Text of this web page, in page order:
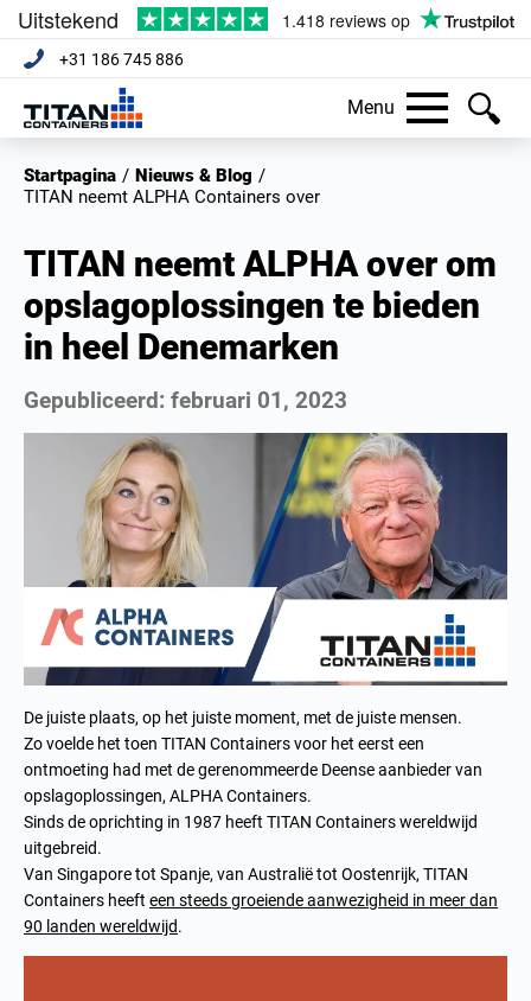
+31 186 745 886
Menu
Startpagina / Nieuws & Blog /
TITAN neemt ALPHA Containers over
TITAN neemt ALPHA over om
opslagoplossingen te bieden
in heel Denemarken
Gepubliceerd: februari 01, 2023
De juiste plaats, op het juiste moment, met de juiste mensen.
Zo voelde het toen TITAN Containers voor het eerst een
ontmoeting had met de gerenommeerde Deense aanbieder van
opslagoplossingen, ALPHA Containers.
Sinds de oprichting in 1987 heeft TITAN Containers wereldwijd
uitgebreid.
Van Singapore tot Spanje, van Australië tot Oostenrijk, TITAN
Containers heeft een steeds groeiende aanwezigheid in meer dan
90 landen wereldwijd.